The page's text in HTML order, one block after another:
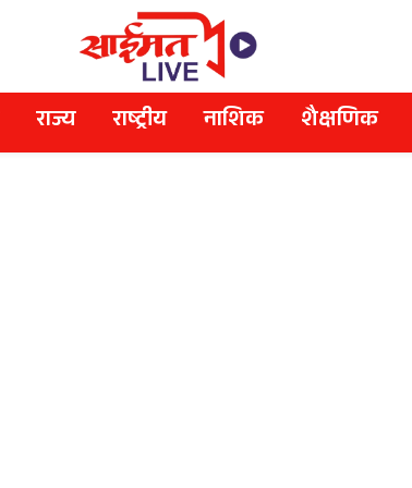
राज्य राष्ट्रीय नाशिक शैक्षणिक